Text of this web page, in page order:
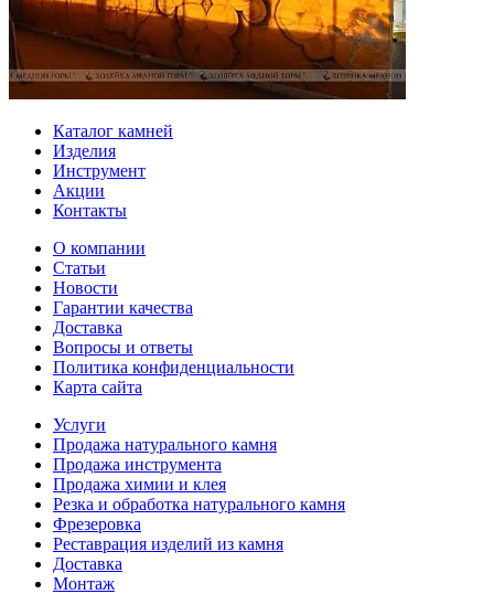
Каталог камней
Изделия
Инструмент
Акции
Контакты
О компании
Статьи
Новости
Гарантии качества
Доставка
Вопросы и ответы
Политика конфиденциальности
Карта сайта
Услуги
Продажа натурального камня
Продажа инструмента
Продажа химии и клея
Резка и обработка натурального камня
Фрезеровка
Реставрация изделий из камня
Доставка
Монтаж